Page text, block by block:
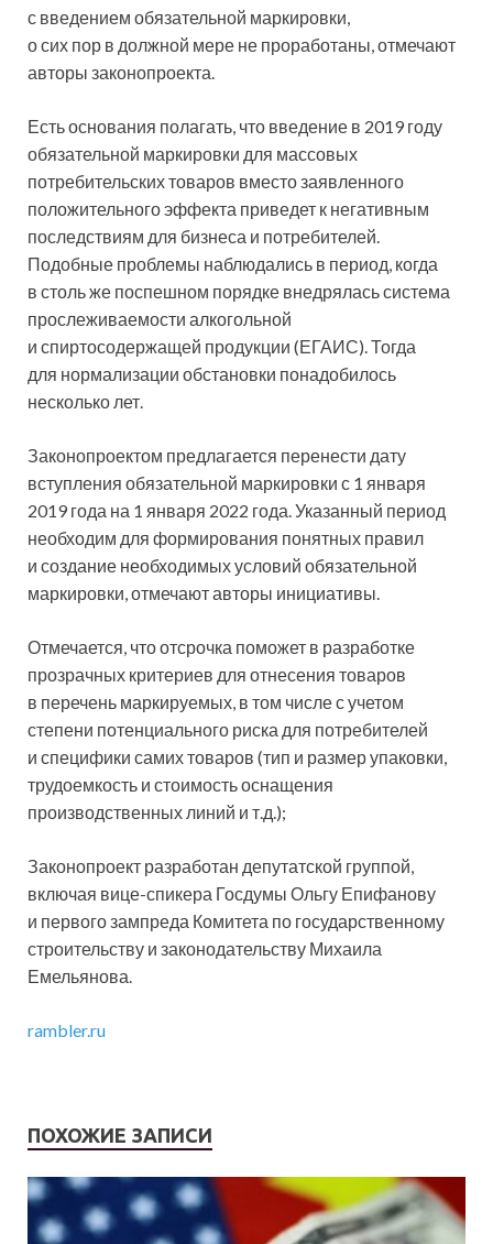
с введением обязательной маркировки,
о сих пор в должной мере не проработаны, отмечают
авторы законопроекта.
Есть основания полагать, что введение в 2019 году
обязательной маркировки для массовых
потребительских товаров вместо заявленного
положительного эффекта приведет к негативным
последствиям для бизнеса и потребителей.
Подобные проблемы наблюдались в период, когда
в столь же поспешном порядке внедрялась система
прослеживаемости алкогольной
и спиртосодержащей продукции (ЕГАИС). Тогда
для нормализации обстановки понадобилось
несколько лет.
Законопроектом предлагается перенести дату
вступления обязательной маркировки с 1 января
2019 года на 1 января 2022 года. Указанный период
необходим для формирования понятных правил
и создание необходимых условий обязательной
маркировки, отмечают авторы инициативы.
Отмечается, что отсрочка поможет в разработке
прозрачных критериев для отнесения товаров
в перечень маркируемых, в том числе с учетом
степени потенциального риска для потребителей
и специфики самих товаров (тип и размер упаковки,
трудоемкость и стоимость оснащения
производственных линий и т.д.);
Законопроект разработан депутатской группой,
включая вице-спикера Госдумы Ольгу Епифанову
и первого зампреда Комитета по государственному
строительству и законодательству Михаила
Емельянова.
rambler.ru
ПОХОЖИЕ ЗАПИСИ